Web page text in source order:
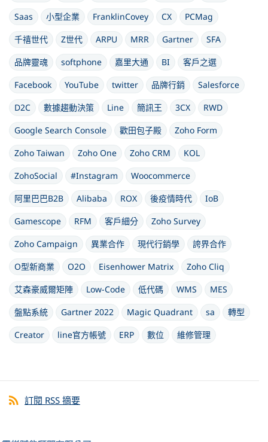
Saas
小型企業 FranklinCovey CX
PCMag
千禧世代
Z世代 ARPU MRR Gartner
SFA
品牌靈魂
softphone 嘉里大通 BI
客戶之選
Facebook
YouTube twitter 品牌行銷
Salesforce
D2C
數據趨動決策 Line 簡訊王 3CX
RWD
Google Search Console
歡田包子殿
Zoho Form
Zoho Taiwan
Zoho One Zoho CRM
KOL
ZohoSocial
#Instagram
Woocommerce
阿里巴巴B2B
Alibaba ROX 後疫情時代
IoB
Gamescope
RFM 客戶細分
Zoho Survey
Zoho Campaign
異業合作 現代行銷學
誇界合作
O型新商業
O2O Eisenhower Matrix
Zoho Cliq
艾森豪威爾矩陣
Low-Code 低代碼 WMS
MES
盤點系統
Gartner 2022 Magic Quadrant sa
轉型
Creator
line官方帳號 ERP 數位 維修管理
訂閱 RSS 摘要